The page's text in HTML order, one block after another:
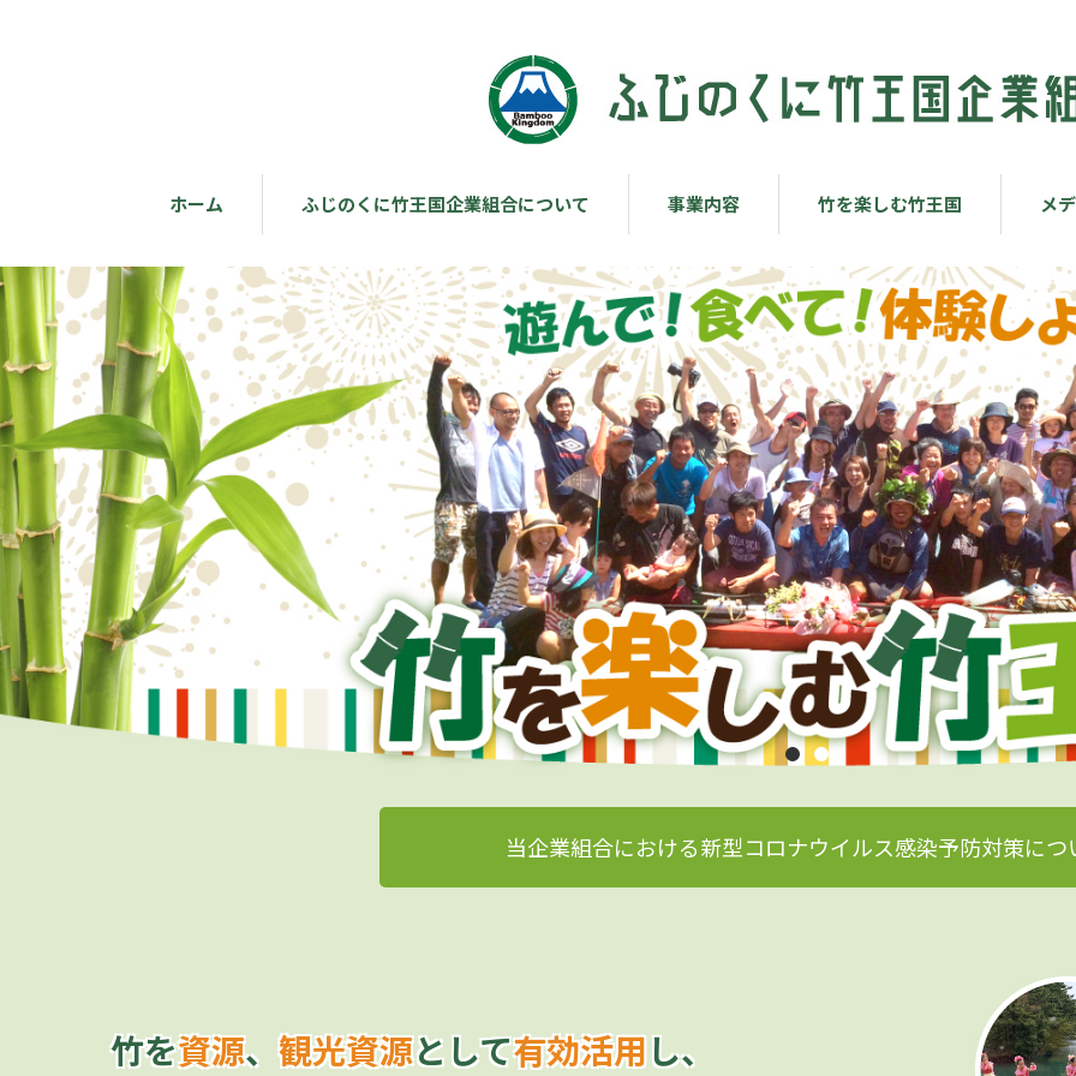
ホーム ふじのくに竹王国企業組合について 事業内容 竹を楽しむ竹王国 メ
1 2
当企業組合における新型コロナウイルス感染予防対策につ
竹を資源、観光資源として有効活用し、